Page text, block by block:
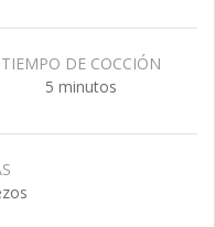
TIEMPO DE COCCIÓN
5m
n
minutos